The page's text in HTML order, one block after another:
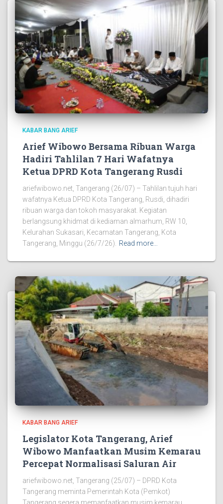
KABAR BANG ARIEF
Arief Wibowo Bersama Ribuan Warga
Hadiri Tahlilan 7 Hari Wafatnya
Ketua DPRD Kota Tangerang Rusdi
ariefwibowo.net, Tangerang (26/07) – Tahlilan tujuh hari
wafatnya Ketua DPRD Kota Tangerang, Rusdi, dihadiri
ribuan warga dan tokoh masyarakat. Kegiatan
berlangsung khidmat di kediaman almarhum, RW 10,
Kelurahan Sukasari, Kecamatan Tangerang, Kota
Tangerang, Minggu (26/7/26). Read more…
KABAR BANG ARIEF
Legislator Kota Tangerang, Arief
Wibowo Manfaatkan Musim Kemarau
Percepat Normalisasi Saluran Air
ariefwibowo.net, Tangerang (25/07) – DPRD Kota
Tangerang meminta Pemerintah Kota (Pemkot)